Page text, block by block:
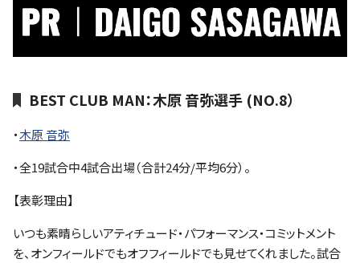
BEST CLUB MAN：木原 音弥選手 (NO.8）
・木原 音弥
・全19試合中4試合出場（合計24分/平均6分）。
【表彰理由】
いつも素晴らしいアティチュード・パフォーマンス・コミットメント
を、オンフィールドでもオフフィールドでも見せてくれました。試合